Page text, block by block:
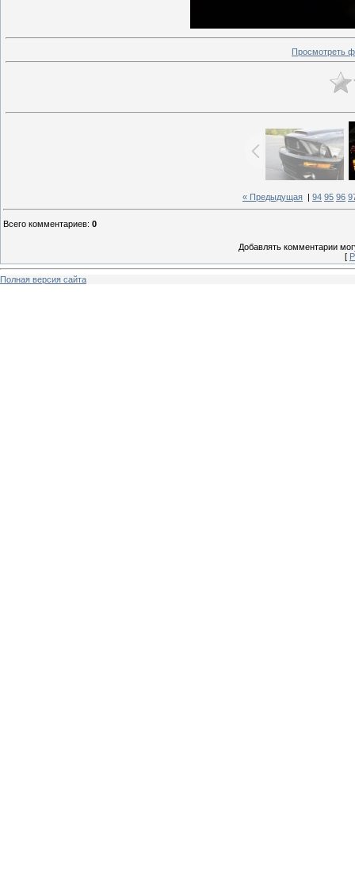
Просмотреть
« Предыдущая 94 95 96
Всего комментариев: 0
Добавлять комментарии
[
Полная версия сайта